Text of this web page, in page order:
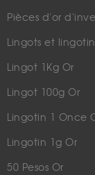
Pièces d'or
Lingots et
Lingot 1Kg Or
Lingot 100g Or
Lingotin 1 Once
Lingotin 1g Or
50 Pesos Or